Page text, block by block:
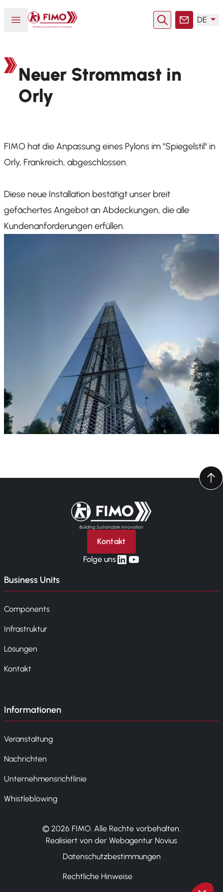
Menü öffnen oder schließen
Zurück zur Startseite
SucheKontakt
DE
Neuer Strommast in
Orly
FIMO hat die Anpassung eines Pylons im "Spiegelstil" in
Orly, Frankreich, abgeschlossen.
Diese neue Installation bestätigt unser breit
gefächertes Angebot an Abdeckungen, die alle
Kundenanforderungen erfüllen.
Zurück zur Startseite
Kontakt
Folge unslinkedin
yt
Business Units
Components
Infrastruktur
Lösungen
Kontakt
Informationen
Veranstaltung
Nachrichten
Unternehmensrichtlinie
Whistleblowing
© 2026 FIMO. Alle Rechte vorbehalten.
Realisiert von der Webagentur Novius
Datenschutzbestimmungen
Rechtliche Hinweise